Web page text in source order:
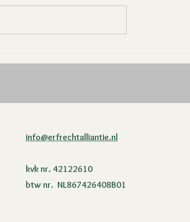
testament: gaat het
info@erfrechtalliantie.nl
​kvk nr. 42122610
btw nr. NL867426408B01